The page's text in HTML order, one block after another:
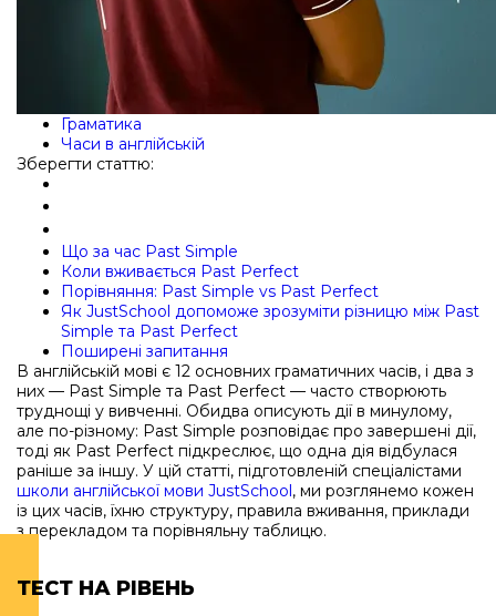
Граматика
Часи в англійській
Зберегти статтю:
Що за час Past Simple
Коли вживається Past Perfect
Порівняння: Past Simple vs Past Perfect
Як JustSchool допоможе зрозуміти різницю між Past
Simple та Past Perfect
Поширені запитання
В англійській мові є 12 основних граматичних часів, і два з
них — Past Simple та Past Perfect — часто створюють
труднощі у вивченні. Обидва описують дії в минулому,
але по-різному: Past Simple розповідає про завершені дії,
тоді як Past Perfect підкреслює, що одна дія відбулася
раніше за іншу. У цій статті, підготовленій спеціалістами
школи англійської мови JustSchool, ми розглянемо кожен
із цих часів, їхню структуру, правила вживання, приклади
з перекладом та порівняльну таблицю.
ТЕСТ НА РІВЕНЬ